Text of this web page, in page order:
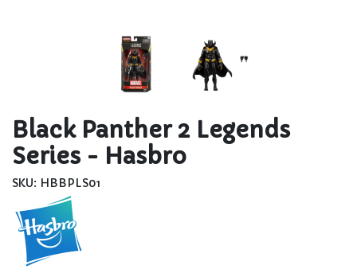
Black Panther 2 Legends
Series - Hasbro
SKU: HBBPLS01